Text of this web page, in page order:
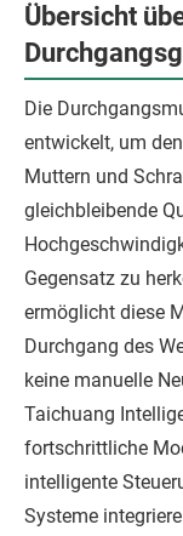
Übersicht
Die
entwickelt, um
Muttern und
gleichbleibende
Gegensatz zu
ermöglicht diese
Durchgang des
keine manuelle
Taichuang
fortschrittliche
intelligente
Systeme